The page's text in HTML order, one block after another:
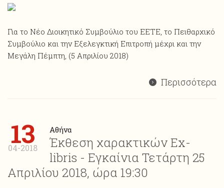
Για το Νέο Διοικητικό Συμβούλιο του ΕΕΤΕ, το Πειθαρχικό
Συμβούλιο και την Εξελεγκτική Επιτροπή μέχρι και την
Μεγάλη Πέμπτη, (5 Απριλίου 2018)
Περισσότερα
13
04-2018
Αθήνα
Έκθεση χαρακτικών Ex-
libris - Εγκαίνια Τετάρτη 25
Απριλίου 2018, ώρα 19:30